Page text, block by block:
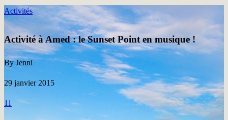
Activités
Activité à Amed : le Sunset Point en musique !
By Jenni
29 janvier 2015
11